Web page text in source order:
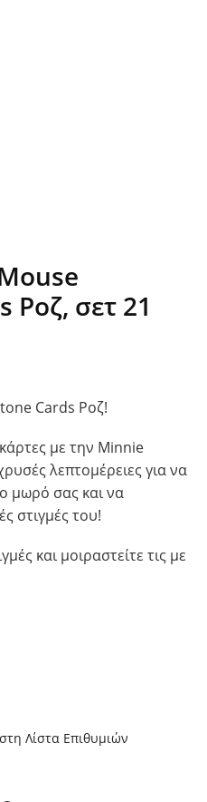
Ροζ, σετ 21
Cards Ροζ!
με την Minnie
λεπτομέρειες για να
μωρό σας και να
στιγμές του!
και μοιραστείτε τις με
Λίστα Επιθυμιών